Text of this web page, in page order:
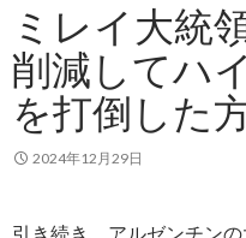
ミレイ大統
削減してハ
を打倒した
2024年12月29日
引き続き、アルゼンチン